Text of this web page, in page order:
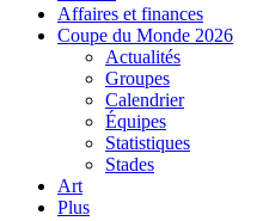
Affaires et finances
Coupe du Monde 2026
Actualités
Groupes
Calendrier
Équipes
Statistiques
Stades
Art
Plus